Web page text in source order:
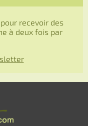
recevoir des
à deux fois par